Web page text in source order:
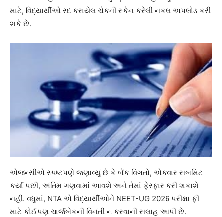
માટે, વિદ્યાર્થીઓ રદ કરાયેલ ચેકની સ્કેન કરેલી નકલ અપલોડ કરી
શકે છે.
એજન્સીએ સ્પષ્ટપણે જણાવ્યું છે કે બેંક વિગતો, એકવાર સબમિટ
કર્યા પછી, અંતિમ ગણવામાં આવશે અને તેમાં ફેરફાર કરી શકાશે
નહીં. વધુમાં, NTA એ વિદ્યાર્થીઓને NEET-UG 2026 પરીક્ષા ફી
માટે કોઈપણ ચાર્જબેકની વિનંતી ન કરવાની સલાહ આપી છે.